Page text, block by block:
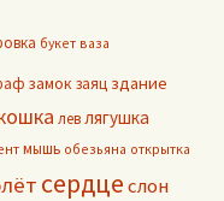
букет ваза
замокзаяц здание
левлягушка
мышь обезьяна открытка
сердцеслон